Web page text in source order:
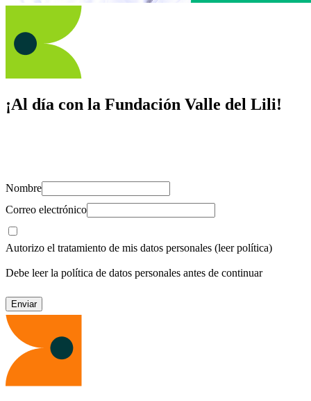
¡Al día con la Fundación Valle del Lili!
Nombre
Correo electrónico
Autorizo el tratamiento de mis datos personales (leer política)
Debe leer la política de datos personales antes de continuar